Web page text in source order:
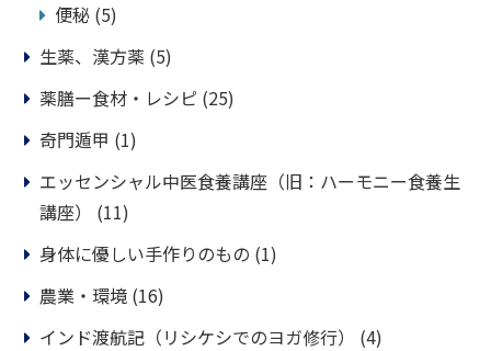
便秘 (5)
生薬、漢方薬 (5)
薬膳ー食材・レシピ (25)
奇門遁甲 (1)
エッセンシャル中医食養講座（旧：ハーモニー食養生
講座）
(11)
身体に優しい手作りのもの (1)
農業・環境 (16)
インド渡航記（リシケシでのヨガ修行）
(4)